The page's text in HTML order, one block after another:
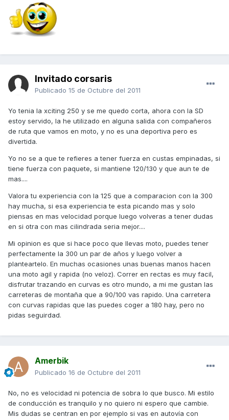
Invitado corsaris
Publicado 15 de Octubre del 2011
Yo tenia la xciting 250 y se me quedo corta, ahora con la SD
estoy servido, la he utilizado en alguna salida con compañeros
de ruta que vamos en moto, y no es una deportiva pero es
divertida.
Yo no se a que te refieres a tener fuerza en custas empinadas, si
tiene fuerza con paquete, si mantiene 120/130 y que aun te de
mas....
Valora tu experiencia con la 125 que a comparacion con la 300
hay mucha, si esa experiencia te esta picando mas y solo
piensas en mas velocidad porque luego volveras a tener dudas
en si otra con mas cilindrada seria mejor....
Mi opinion es que si hace poco que llevas moto, puedes tener
perfectamente la 300 un par de años y luego volver a
planteartelo. En muchas ocasiones unas buenas manos hacen
una moto agil y rapida (no veloz). Correr en rectas es muy facil,
disfrutar trazando en curvas es otro mundo, a mi me gustan las
carreteras de montaña que a 90/100 vas rapido. Una carretera
con curvas rapidas que las puedes coger a 180 hay, pero no
pidas seguirdad.
Amerbik
Publicado 16 de Octubre del 2011
No, no es velocidad ni potencia de sobra lo que busco. Mi estilo
de conducción es tranquilo y no quiero ni espero que cambie.
Mis dudas se centran en por ejemplo si vas en autovía con